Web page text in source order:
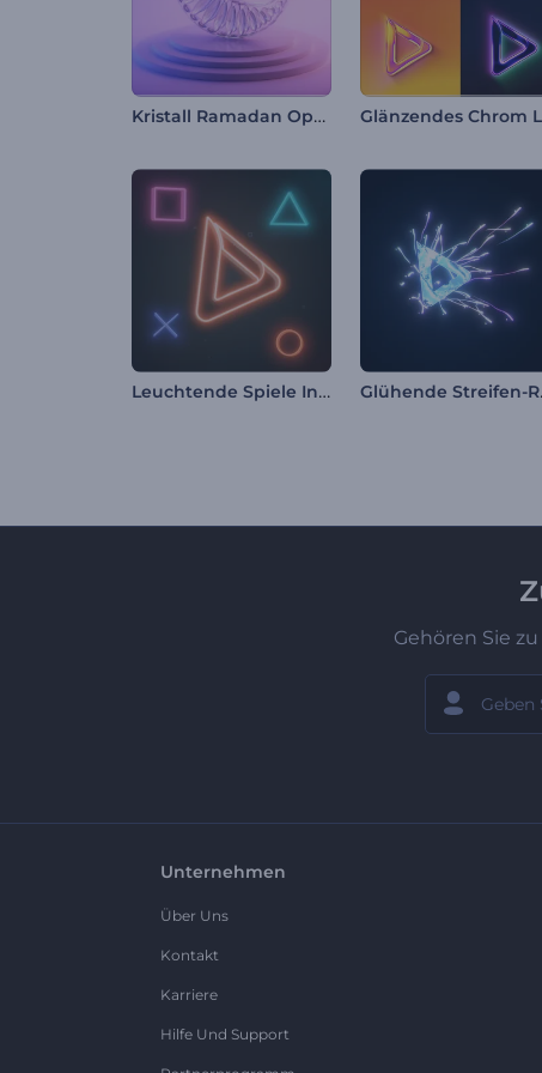
Kristall Ramadan Opener
Leuchtende Spiele Intro
Gehören Sie
Unternehmen
Über Uns
Kontakt
Karriere
Hilfe Und Support